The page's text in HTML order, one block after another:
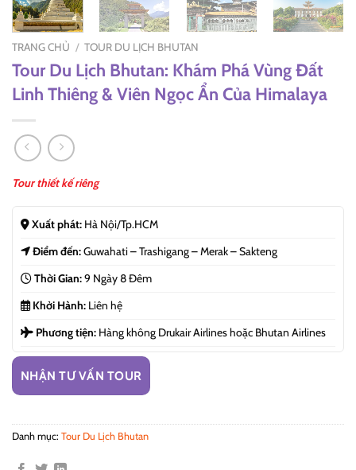
TRANG CHỦ / TOUR DU LỊCH BHUTAN
Tour Du Lịch Bhutan: Khám Phá Vùng Đất
Linh Thiêng & Viên Ngọc Ẩn Của Himalaya
Tour thiết kế riêng
Xuất phát: Hà Nội/Tp.HCM
Điểm đến:Guwahati – Trashigang – Merak – Sakteng
Thời Gian:9 Ngày 8 Đêm
Khởi Hành: Liên hệ
Phương tiện: Hàng không Drukair Airlines hoặc Bhutan Airlines
NHẬN TƯ VẤN TOUR
Danh mục: Tour Du Lịch Bhutan